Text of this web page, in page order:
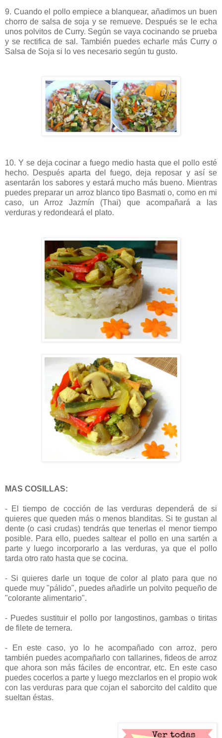
9. Cuando el pollo empiece a blanquear, añadimos un buen
chorro de salsa de soja y se remueve. Después se le echa
unos polvitos de Curry. Según se vaya cocinando se prueba
y se rectifica de sal. También puedes echarle más Curry o
Salsa de Soja si lo ves necesario según tu gusto.
10. Y se deja cocinar a fuego medio hasta que el pollo esté
hecho. Después aparta del fuego, deja reposar y así se
asentarán los sabores y estará mucho más bueno. Mientras
puedes preparar un arroz blanco tipo Basmati o, como en mi
caso, un Arroz Jazmín (Thai) que acompañará a las
verduras y redondeará el plato.
MAS COSILLAS:
- El tiempo de cocción de las verduras dependerá de si
quieres que queden más o menos blanditas. Si te gustan al
dente (o casi crudas) tendrás que tenerlas el menor tiempo
posible. Para ello, puedes saltear el pollo en una sartén a
parte y luego incorporarlo a las verduras, ya que el pollo
tarda otro rato hasta que se cocina.
- Si quieres darle un toque de color al plato para que no
quede muy "pálido", puedes añadirle un polvito pequeño de
"colorante alimentario".
- Puedes sustituir el pollo por langostinos, gambas o tiritas
de filete de ternera.
- En este caso, yo lo he acompañado con arroz, pero
también puedes acompañarlo con tallarines, fideos de arroz
que ahora son más fáciles de encontrar, etc. En este caso
puedes cocerlos a parte y luego mezclarlos en el propio wok
con las verduras para que cojan el saborcito del caldito que
sueltan éstas.